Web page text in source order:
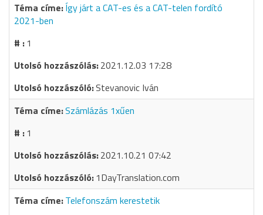
Így járt a CAT-es és a CAT-telen fordító
2021-ben
1
2021.12.03 17:28
Stevanovic Iván
Számlázás 1xűen
1
2021.10.21 07:42
1DayTranslation.com
Telefonszám kerestetik